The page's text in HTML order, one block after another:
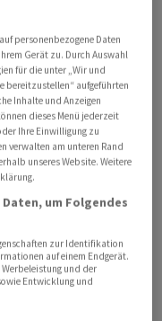
Presse-
Entwurf für eine
dem Iran zu
war
eine
und dem Iran
Donnerstag nach
auf grünes Licht
dass tatsächlich
Um welche
ist nicht bekannt.
personenbezogene Daten
Gerät zu. Durch Auswahl
für die unter „Wir und
bereitzustellen“ aufgeführten
Inhalte und Anzeigen
dieses Menü jederzeit
Ihre Einwilligung zu
verwalten am unteren Rand
unseres Website. Weitere
um Folgendes
zur Identifikation
auf einem Endgerät.
und der
Entwicklung und